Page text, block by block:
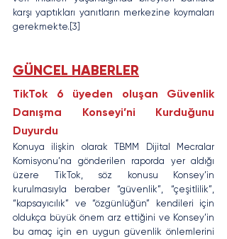
karşı yaptıkları yanıtların merkezine koymaları
gerekmekte.[3]
GÜNCEL HABERLER
TikTok 6 üyeden oluşan Güvenlik
Danışma Konseyi’ni Kurduğunu
Duyurdu
Konuya ilişkin olarak TBMM Dijital Mecralar
Komisyonu’na gönderilen raporda yer aldığı
üzere TikTok, söz konusu Konsey’in
kurulmasıyla beraber “güvenlik”, “çeşitlilik”,
“kapsayıcılık” ve “özgünlüğün” kendileri için
oldukça büyük önem arz ettiğini ve Konsey’in
bu amaç için en uygun güvenlik önlemlerini